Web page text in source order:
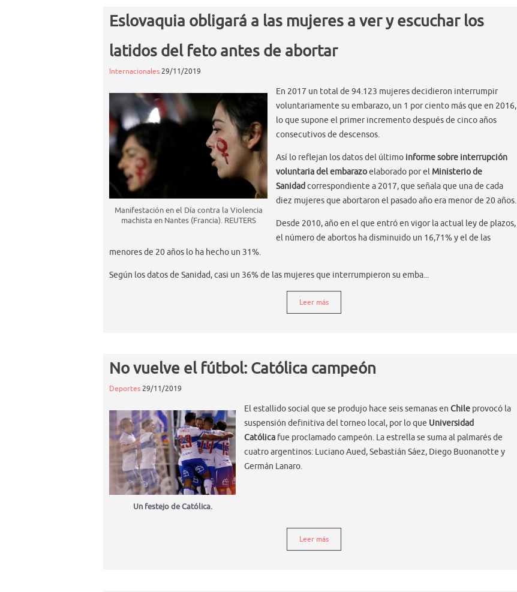
Eslovaquia obligará a las mujeres a ver y escuchar los
latidos del feto antes de abortar
Internacionales29/11/2019
Manifestación en el Día contra la Violencia
machista en Nantes (Francia). REUTERS
En 2017 un total de 94.123 mujeres decidieron interrumpir
voluntariamente su embarazo, un 1 por ciento más que en 2016,
lo que supone el primer incremento después de cinco años
consecutivos de descensos.
Así lo reflejan los datos del último informe sobre interrupción
voluntaria del embarazoelaborado por el Ministerio de
Sanidadcorrespondiente a 2017, que señala que una de cada
diez mujeres que abortaron el pasado año era menor de 20 años.
Desde 2010, año en el que entró en vigor la actual ley de plazos,
el número de abortos ha disminuido un 16,71% y el de las
menores de 20 años lo ha hecho un 31%.
Según los datos de Sanidad, casi un 36% de las mujeres que interrumpieron su emba...
Leer más
No vuelve el fútbol: Católica campeón
Deportes29/11/2019
Un festejo de Católica.
El estallido social que se produjo hace seis semanas en Chile provocó la
suspensión definitiva del torneo local, por lo que Universidad
Católica fue proclamado campeón. La estrella se suma al palmarés de
cuatro argentinos: Luciano Aued, Sebastián Sáez, Diego Buonanotte y
Germán Lanaro.
Leer más